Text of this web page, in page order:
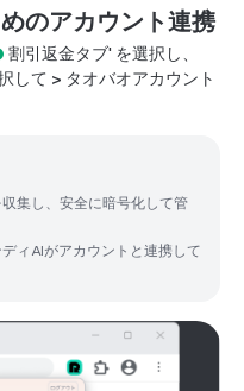
のアカウント連携
割引返金タブ' を選択し、
して > タオバオアカウント
集し、安全に暗号化して管
ィAIがアカウントと連携して